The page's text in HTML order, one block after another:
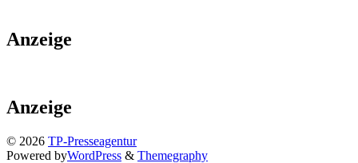
Anzeige
Anzeige
© 2026 TP-Presseagentur
Powered byWordPress & Themegraphy